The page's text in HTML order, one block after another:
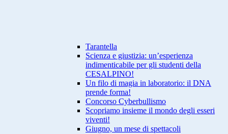
Tarantella
Scienza e giustizia: un’esperienza
indimenticabile per gli studenti della
CESALPINO!
Un filo di magia in laboratorio: il DNA
prende forma!
Concorso Cyberbullismo
Scopriamo insieme il mondo degli esseri
viventi!
Giugno, un mese di spettacoli